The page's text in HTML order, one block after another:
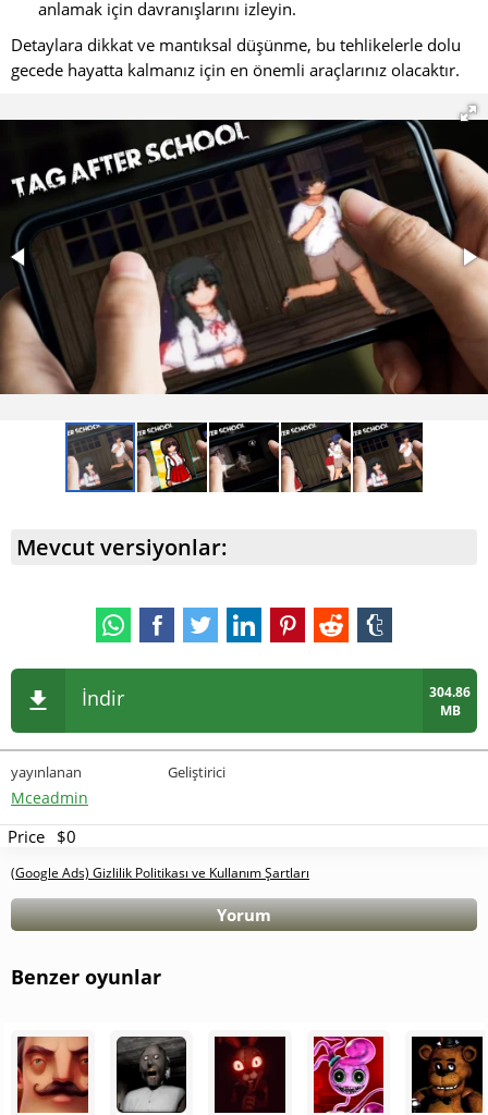
anlamak için davranışlarını izleyin.
Detaylara dikkat ve mantıksal düşünme, bu tehlikelerle dolu
gecede hayatta kalmanız için en önemli araçlarınız olacaktır.
Mevcut versiyonlar:
İndir
304.86
MB
yayınlanan
Mceadmin
Geliştirici
Price $0
(Google Ads) Gizlilik Politikası ve Kullanım Şartları
Yorum
Benzer oyunlar